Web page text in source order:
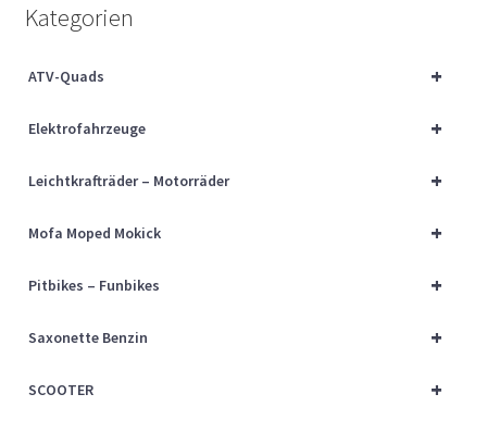
Über uns
Kategorien
+
ATV-Quads
+
Elektrofahrzeuge
+
Leichtkrafträder – Motorräder
+
Mofa Moped Mokick
+
Pitbikes – Funbikes
+
Saxonette Benzin
+
SCOOTER